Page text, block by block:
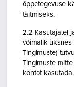
õppetegevuse
täitmiseks.
2.2 Kasutajatel
võimalik üksnes
Tingimuste)
Tingimuste
kontot kasutada.